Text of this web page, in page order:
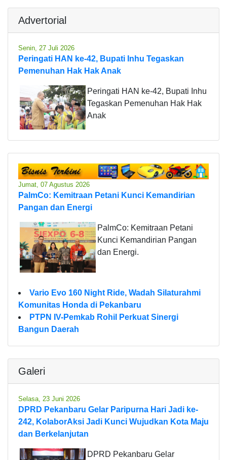
Advertorial
Senin, 27 Juli 2026
Peringati HAN ke-42, Bupati Inhu Tegaskan
Pemenuhan Hak Hak Anak
Peringati HAN ke-42, Bupati Inhu
Tegaskan Pemenuhan Hak Hak
Anak
Jumat, 07 Agustus 2026
PalmCo: Kemitraan Petani Kunci Kemandirian
Pangan dan Energi
PalmCo: Kemitraan Petani
Kunci Kemandirian Pangan
dan Energi.
Vario Evo 160 Night Ride, Wadah Silaturahmi
Komunitas Honda di Pekanbaru
PTPN IV-Pemkab Rohil Perkuat Sinergi
Bangun Daerah
Galeri
Selasa, 23 Juni 2026
DPRD Pekanbaru Gelar Paripurna Hari Jadi ke-
242, KolaborAksi Jadi Kunci Wujudkan Kota Maju
dan Berkelanjutan
DPRD Pekanbaru Gelar